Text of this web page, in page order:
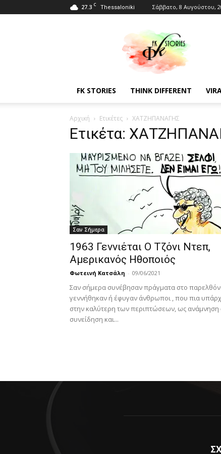
27.3 C Thessaloniki Σάββατο, 8 Αυγούστου,
Fkstories
FK STORIES THINK DIFFERENT
Αρχική Ετικέτες ΧΑΤΖΗΠΑΝΑΓΗΣ
Ετικέτα:
Σαν Σήμερα
1963 Γεννιέται Ο Τζόνι Ντεπ,
Αμερικανός Ηθοποιός
Φωτεινή Κατσάλη - 09/06/2021
Σαν σήμερα συνέβησαν πράγματα στο
γεννήθηκαν ή έφυγαν άνθρωποι , που πια
στην καλύτερη των περιπτώσεων, ως ανάμνηση
συνείδηση και...